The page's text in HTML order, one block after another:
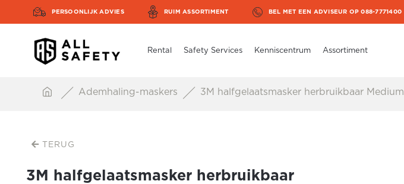
PERSOONLIJK ADVIES RUIM ASSORTIMENT BEL MET EEN ADVISEUR OP 088-7771400
Rental Safety Services Kenniscentrum Assortiment
Ademhaling-maskers 3M halfgelaatsmasker herbruikbaar Medium
TERUG
3M halfgelaatsmasker herbruikbaar